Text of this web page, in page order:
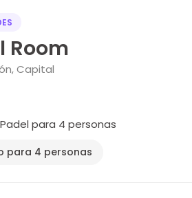
Room
Capital
para 4 personas
para 4 personas